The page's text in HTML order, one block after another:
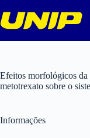
para
o
Efeitos morfológicos da
metotrexato sobre o
Informações